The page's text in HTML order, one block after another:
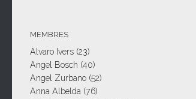
MEMBRES
Alvaro Ivers (23)
Angel Bosch (40)
Angel Zurbano (52)
Anna Albelda (76)